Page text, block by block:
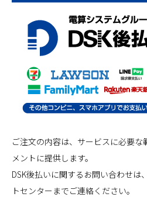
ご注文の内容は、サービスに必要
メントに提供します。
DSK後払いに関するお問い合わせは
トセンターまでご連絡ください。